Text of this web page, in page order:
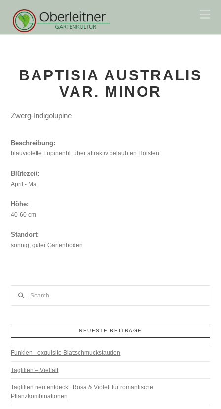
BAPTISIA AUSTRALIS
VAR. MINOR
Zwerg-Indigolupine
Beschreibung:
blauviolette Lupinenbl. über attraktiv belaubten Horsten
Blütezeit:
April - Mai
Höhe:
40-60 cm
Standort:
sonnig, guter Gartenboden
NEUESTE BEITRÄGE
Funkien - exquisite Blattschmuckstauden
Taglilien – Vielfalt
Taglilien neu entdeckt: Rosa & Violett für romantische
Pflanzkombinationen